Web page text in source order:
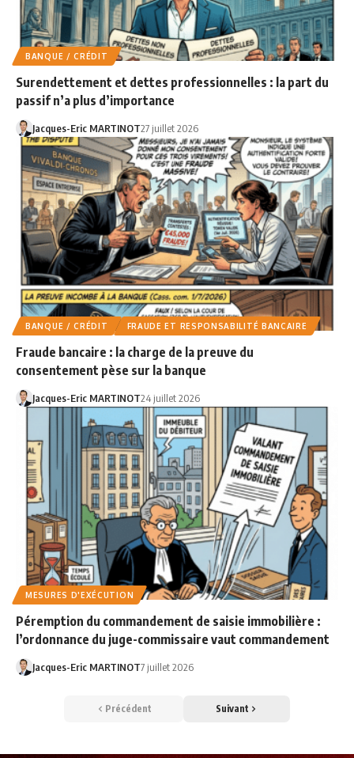
BANQUE / CRÉDIT
Surendettement et dettes professionnelles : la part du
passif n’a plus d’importance
Jacques-Eric MARTINOT27 juillet 2026
BANQUE / CRÉDIT FRAUDE ET RESPONSABILITÉ BANCAIRE
Fraude bancaire : la charge de la preuve du
consentement pèse sur la banque
Jacques-Eric MARTINOT24 juillet 2026
MESURES D'EXÉCUTION
Péremption du commandement de saisie immobilière :
l’ordonnance du juge-commissaire vaut commandement
Jacques-Eric MARTINOT7 juillet 2026
Précédent Suivant